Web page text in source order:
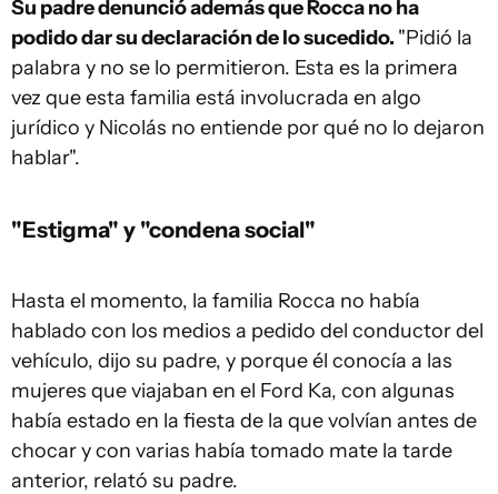
Su padre denunció además que Rocca no ha
podido dar su declaración de lo sucedido. "Pidió la
palabra y no se lo permitieron. Esta es la primera
vez que esta familia está involucrada en algo
jurídico y Nicolás no entiende por qué no lo dejaron
hablar".
"Estigma" y "condena social"
Hasta el momento, la familia Rocca no había
hablado con los medios a pedido del conductor del
vehículo, dijo su padre, y porque él conocía a las
mujeres que viajaban en el Ford Ka, con algunas
había estado en la fiesta de la que volvían antes de
chocar y con varias había tomado mate la tarde
anterior, relató su padre.